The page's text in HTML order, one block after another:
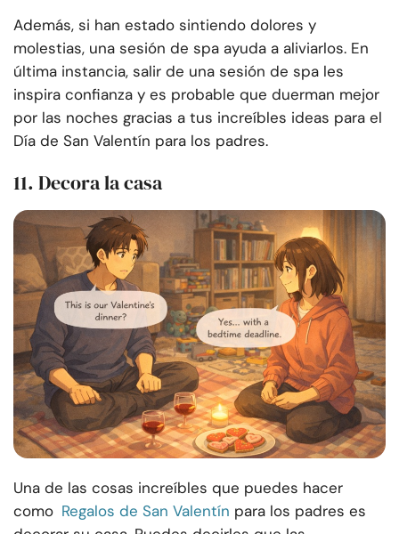
Además, si han estado sintiendo dolores y
molestias, una sesión de spa ayuda a aliviarlos. En
última instancia, salir de una sesión de spa les
inspira confianza y es probable que duerman mejor
por las noches gracias a tus increíbles ideas para el
Día de San Valentín para los padres.
11. Decora la casa
Una de las cosas increíbles que puedes hacer
como Regalos de San Valentín para los padres es